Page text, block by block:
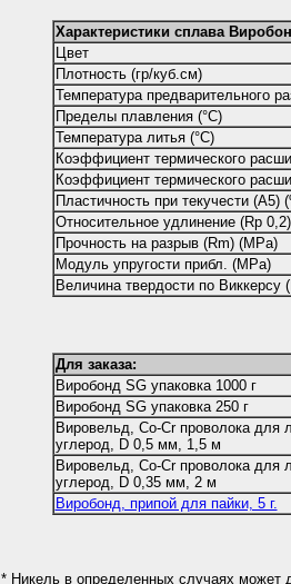
Характеристики сплава
Цвет
Плотность (гр/куб.см)
Температура предварительного
Пределы плавления (°С)
Температура литья (°С)
Коэффициент термического
Коэффициент термического
Пластичность при текучести (А5)
Относительное удлинение (Rp
Прочность на разрыв (Rm) (MPa)
Модуль упругости прибл. (MPa)
Величина твердости по Виккерсу
Для заказа:
Виробонд SG упаковка 1000 г
Виробонд SG упаковка 250 г
Вировельд, Co-Cr проволока для
углерод, D 0,5 мм, 1,5 м
Вировельд, Co-Cr проволока для
углерод, D 0,35 мм, 2 м
Виробонд, припой для пайки, 5 г.
* Никель в определенных случаях может